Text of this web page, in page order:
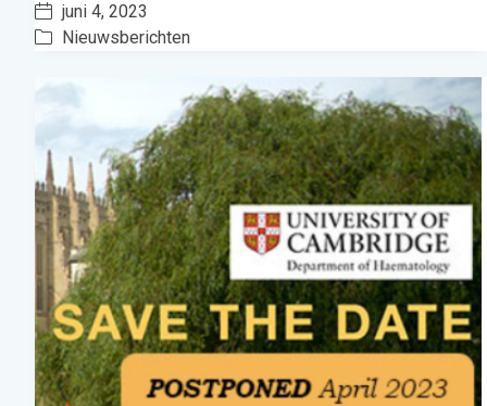
juni 4, 2023
Nieuwsberichten